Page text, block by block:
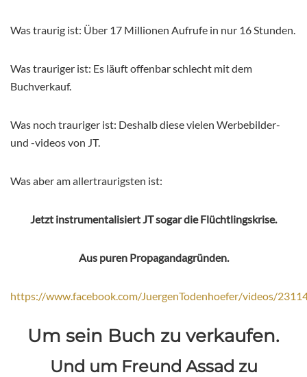
Was traurig ist: Über 17 Millionen Aufrufe in nur 16 Stunden.
Was trauriger ist: Es läuft offenbar schlecht mit dem
Buchverkauf.
Was noch trauriger ist: Deshalb diese vielen Werbebilder-
und -videos von JT.
Was aber am allertraurigsten ist:
Jetzt instrumentalisiert JT sogar die Flüchtlingskrise.
Aus puren Propagandagründen.
https://www.facebook.com/JuergenTodenhoefer/videos/
Um sein Buch zu verkaufen.
Und um Freund Assad zu